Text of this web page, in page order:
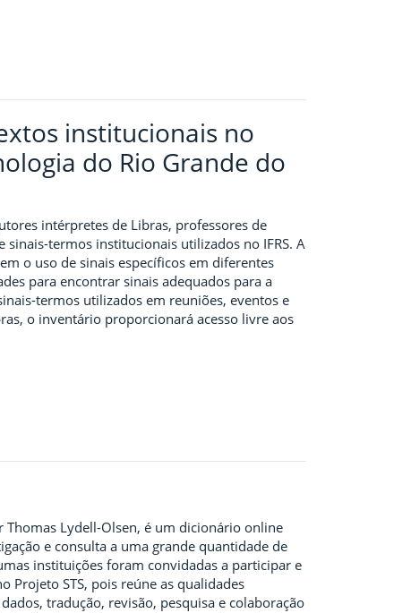
institucionais no
do Rio Grande do
intérpretes de Libras, professores de
termos institucionais utilizados no IFRS. A
o uso de sinais específicos em diferentes
para encontrar sinais adequados para a
termos utilizados em reuniões, eventos e
o inventário proporcionará acesso livre aos
Thomas Lydell-Olsen, é um dicionário online
e consulta a uma grande quantidade de
instituições foram convidadas a participar e
Projeto STS, pois reúne as qualidades
tradução, revisão, pesquisa e colaboração